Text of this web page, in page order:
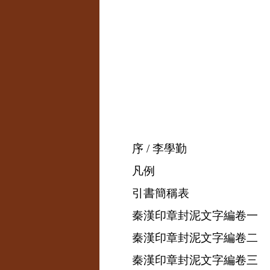
序/李學勤
凡例
引書簡稱表
秦漢印章封泥文字編卷一
秦漢印章封泥文字編卷二
秦漢印章封泥文字編卷三